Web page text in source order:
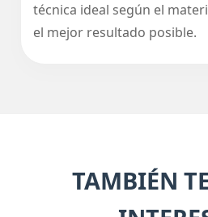
técnica ideal según el
el mejor resultado posible.
TAMBIÉN